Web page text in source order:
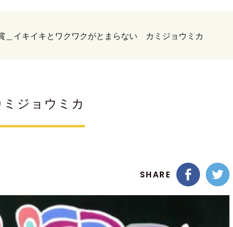
＿イキイキとワクワクがとまらない カミジョウミカ
ジョウミカ
SHARE